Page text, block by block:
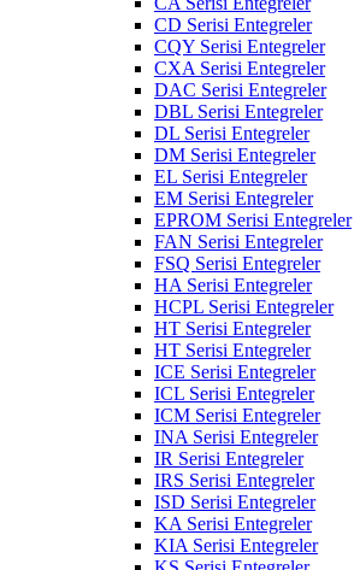
CD Serisi Entegreler
CQY Serisi Entegreler
CXA Serisi Entegreler
DAC Serisi Entegreler
DBL Serisi Entegreler
DL Serisi Entegreler
DM Serisi Entegreler
EL Serisi Entegreler
EM Serisi Entegreler
EPROM Serisi Entegreler
FAN Serisi Entegreler
FSQ Serisi Entegreler
HA Serisi Entegreler
HCPL Serisi Entegreler
HT Serisi Entegreler
HT Serisi Entegreler
ICE Serisi Entegreler
ICL Serisi Entegreler
ICM Serisi Entegreler
INA Serisi Entegreler
IR Serisi Entegreler
IRS Serisi Entegreler
ISD Serisi Entegreler
KA Serisi Entegreler
KIA Serisi Entegreler